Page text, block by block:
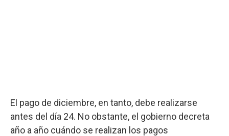
El pago de diciembre, en tanto, debe realizarse
antes del día 24. No obstante, el gobierno decreta
año a año cuándo se realizan los pagos